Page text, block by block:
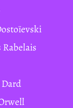
Rabelais
Dard